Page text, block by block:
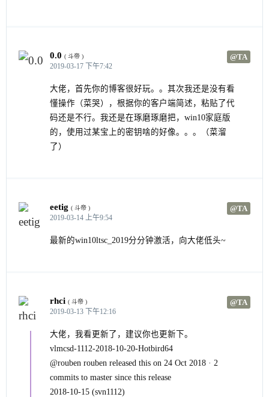
0.0 @TA
( 斗帝 )
2019-03-17 下午7:42
大佬，首先你的博客很好玩。。其次我还是没有看
懂操作（菜哭），根据你的客户端简述，粘贴了代
码还是不行。我还是在琢磨琢磨把，win10家庭版
的，使用过某宝上的密钥啥的好像。。。（菜溜
了）
eetig @TA
( 斗帝 )
2019-03-14 上午9:54
最新的win10ltsc_2019分分钟激活，向大佬低头~
rhci @TA
( 斗帝 )
2019-03-13 下午12:16
大佬，我看更新了，建议你也更新下。
vlmcsd-1112-2018-10-20-Hotbird64
@rouben rouben released this on 24 Oct 2018 · 2
commits to master since this release
2018-10-15 (svn1112)